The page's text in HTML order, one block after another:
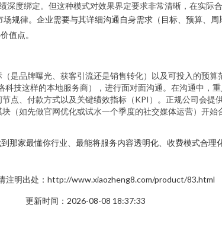
度绑定。但这种模式对效果界定要求非常清晰，在实际
场规律。企业需要与其详细沟通自身需求（目标、预算、
值点。
是品牌曝光、获客引流还是销售转化）以及可投入的预算
科技这样的本地服务商），进行面对面沟通。在沟通中，
点、付款方式以及关键绩效指标（KPI）。正规公司会提
（如先做官网优化或试水一个季度的社交媒体运营）开
家最懂你行业、最能将服务内容透明化、收费模式合
注明出处：http://www.xiaozheng8.com/product/83.html
更新时间：2026-08-08 18:37:33